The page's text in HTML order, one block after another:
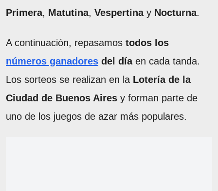
Primera, Matutina, Vespertinay Nocturna.
A continuación, repasamos todos los
números ganadores del díaen cada tanda.
Los sorteos se realizan en la Lotería de la
Ciudad de Buenos Aires y forman parte de
uno de los juegos de azar más populares.